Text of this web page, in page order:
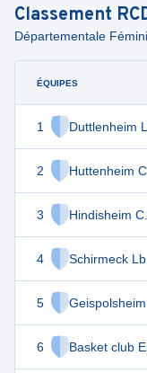
Classement
Départementale
ÉQUIPES
1 Duttlenheim
2 Huttenheim
3 Hindisheim
4 Schirmeck Lb
5
6 Basket club